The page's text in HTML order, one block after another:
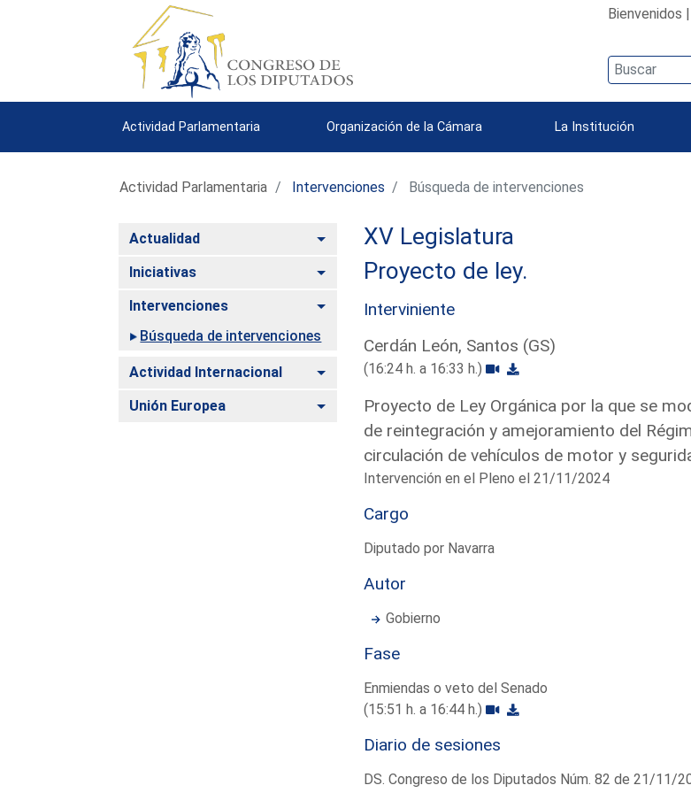
Bienvenidos |
Actividad Parlamentaria Organización de la Cámara La Institución
Actividad Parlamentaria Intervenciones Búsqueda de intervenciones
Actualidad Alternar
Iniciativas Alternar
Intervenciones
Alternar
Búsqueda de intervenciones
Actividad Internacional Alternar
Unión Europea Alternar
XV Legislatura
Proyecto de ley.
Interviniente
Cerdán León, Santos (GS)
(16:24 h. a 16:33 h.)
Proyecto de Ley Orgánica por la que se
de reintegración y amejoramiento del
circulación de vehículos de motor y
Intervención en el Pleno el 21/11/2024
Cargo
Diputado por Navarra
Autor
Gobierno
Fase
Enmiendas o veto del Senado
(15:51 h. a 16:44 h.)
Diario de sesiones
DS. Congreso de los Diputados Núm. 82 de 21/11/